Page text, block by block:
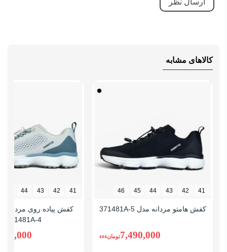
کالاهای مشابه
41
42
43
44
45
46
کفش هامتو مردانه مدل 371481A-5
7,490,000تومانءءء
41
42
43
44
کفش پیاده روی مردانه
371481A-4